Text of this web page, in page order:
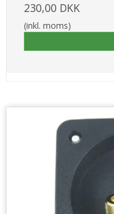
230,00 DKK
(inkl. moms)